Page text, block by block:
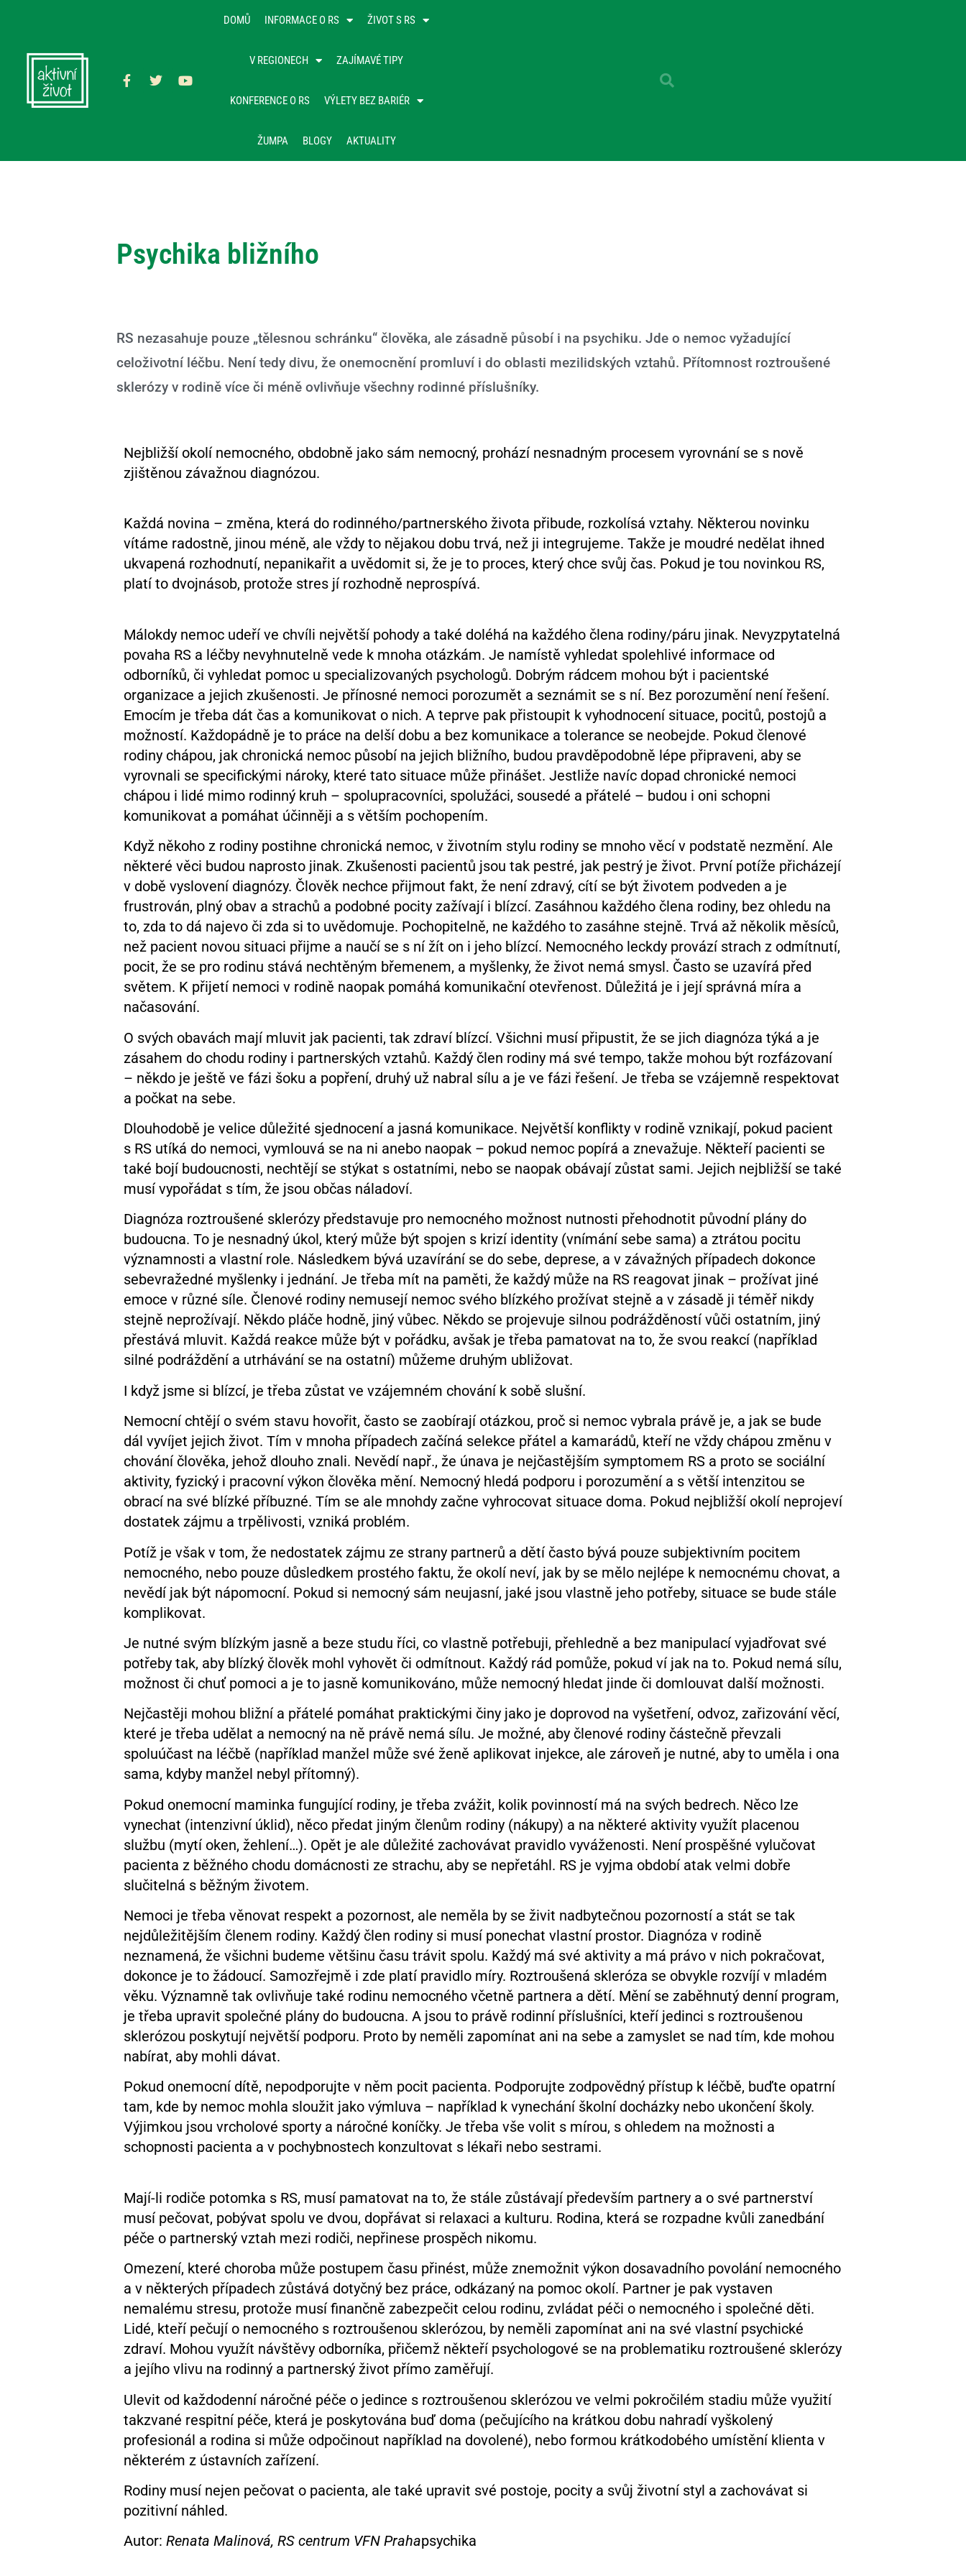
DOMŮ INFORMACE O RS ŽIVOT S RS
V REGIONECH ZAJÍMAVÉ TIPY
KONFERENCE O RS VÝLETY BEZ BARIÉR
ŽUMPA BLOGY AKTUALITY
Psychika bližního
RS nezasahuje pouze „tělesnou schránku“ člověka, ale zásadně působí i na psychiku. Jde o nemoc vyžadující
celoživotní léčbu. Není tedy divu, že onemocnění promluví i do oblasti mezilidských vztahů. Přítomnost roztroušené
sklerózy v rodině více či méně ovlivňuje všechny rodinné příslušníky.
Nejbližší okolí nemocného, obdobně jako sám nemocný, prohází nesnadným procesem vyrovnání se s nově
zjištěnou závažnou diagnózou.
Každá novina – změna, která do rodinného/partnerského života přibude, rozkolísá vztahy. Některou novinku
vítáme radostně, jinou méně, ale vždy to nějakou dobu trvá, než ji integrujeme. Takže je moudré nedělat ihned
ukvapená rozhodnutí, nepanikařit a uvědomit si, že je to proces, který chce svůj čas. Pokud je tou novinkou RS,
platí to dvojnásob, protože stres jí rozhodně neprospívá.
Málokdy nemoc udeří ve chvíli největší pohody a také doléhá na každého člena rodiny/páru jinak. Nevyzpytatelná
povaha RS a léčby nevyhnutelně vede k mnoha otázkám. Je namístě vyhledat spolehlivé informace od
odborníků, či vyhledat pomoc u specializovaných psychologů. Dobrým rádcem mohou být i pacientské
organizace a jejich zkušenosti. Je přínosné nemoci porozumět a seznámit se s ní. Bez porozumění není řešení.
Emocím je třeba dát čas a komunikovat o nich. A teprve pak přistoupit k vyhodnocení situace, pocitů, postojů a
možností. Každopádně je to práce na delší dobu a bez komunikace a tolerance se neobejde. Pokud členové
rodiny chápou, jak chronická nemoc působí na jejich bližního, budou pravděpodobně lépe připraveni, aby se
vyrovnali se specifickými nároky, které tato situace může přinášet. Jestliže navíc dopad chronické nemoci
chápou i lidé mimo rodinný kruh – spolupracovníci, spolužáci, sousedé a přátelé – budou i oni schopni
komunikovat a pomáhat účinněji a s větším pochopením.
Když někoho z rodiny postihne chronická nemoc, v životním stylu rodiny se mnoho věcí v podstatě nezmění. Ale
některé věci budou naprosto jinak. Zkušenosti pacientů jsou tak pestré, jak pestrý je život. První potíže přicházejí
v době vyslovení diagnózy. Člověk nechce přijmout fakt, že není zdravý, cítí se být životem podveden a je
frustrován, plný obav a strachů a podobné pocity zažívají i blízcí. Zasáhnou každého člena rodiny, bez ohledu na
to, zda to dá najevo či zda si to uvědomuje. Pochopitelně, ne každého to zasáhne stejně. Trvá až několik měsíců,
než pacient novou situaci přijme a naučí se s ní žít on i jeho blízcí. Nemocného leckdy provází strach z odmítnutí,
pocit, že se pro rodinu stává nechtěným břemenem, a myšlenky, že život nemá smysl. Často se uzavírá před
světem. K přijetí nemoci v rodině naopak pomáhá komunikační otevřenost. Důležitá je i její správná míra a
načasování.
O svých obavách mají mluvit jak pacienti, tak zdraví blízcí. Všichni musí připustit, že se jich diagnóza týká a je
zásahem do chodu rodiny i partnerských vztahů. Každý člen rodiny má své tempo, takže mohou být rozfázovaní
– někdo je ještě ve fázi šoku a popření, druhý už nabral sílu a je ve fázi řešení. Je třeba se vzájemně respektovat
a počkat na sebe.
Dlouhodobě je velice důležité sjednocení a jasná komunikace. Největší konflikty v rodině vznikají, pokud pacient
s RS utíká do nemoci, vymlouvá se na ni anebo naopak – pokud nemoc popírá a znevažuje. Někteří pacienti se
také bojí budoucnosti, nechtějí se stýkat s ostatními, nebo se naopak obávají zůstat sami. Jejich nejbližší se také
musí vypořádat s tím, že jsou občas náladoví.
Diagnóza roztroušené sklerózy představuje pro nemocného možnost nutnosti přehodnotit původní plány do
budoucna. To je nesnadný úkol, který může být spojen s krizí identity (vnímání sebe sama) a ztrátou pocitu
významnosti a vlastní role. Následkem bývá uzavírání se do sebe, deprese, a v závažných případech dokonce
sebevražedné myšlenky i jednání. Je třeba mít na paměti, že každý může na RS reagovat jinak – prožívat jiné
emoce v různé síle. Členové rodiny nemusejí nemoc svého blízkého prožívat stejně a v zásadě ji téměř nikdy
stejně neprožívají. Někdo pláče hodně, jiný vůbec. Někdo se projevuje silnou podrážděností vůči ostatním, jiný
přestává mluvit. Každá reakce může být v pořádku, avšak je třeba pamatovat na to, že svou reakcí (například
silné podráždění a utrhávání se na ostatní) můžeme druhým ubližovat.
I když jsme si blízcí, je třeba zůstat ve vzájemném chování k sobě slušní.
Nemocní chtějí o svém stavu hovořit, často se zaobírají otázkou, proč si nemoc vybrala právě je, a jak se bude
dál vyvíjet jejich život. Tím v mnoha případech začíná selekce přátel a kamarádů, kteří ne vždy chápou změnu v
chování člověka, jehož dlouho znali. Nevědí např., že únava je nejčastějším symptomem RS a proto se sociální
aktivity, fyzický i pracovní výkon člověka mění. Nemocný hledá podporu i porozumění a s větší intenzitou se
obrací na své blízké příbuzné. Tím se ale mnohdy začne vyhrocovat situace doma. Pokud nejbližší okolí neprojeví
dostatek zájmu a trpělivosti, vzniká problém.
Potíž je však v tom, že nedostatek zájmu ze strany partnerů a dětí často bývá pouze subjektivním pocitem
nemocného, nebo pouze důsledkem prostého faktu, že okolí neví, jak by se mělo nejlépe k nemocnému chovat, a
nevědí jak být nápomocní. Pokud si nemocný sám neujasní, jaké jsou vlastně jeho potřeby, situace se bude stále
komplikovat.
Je nutné svým blízkým jasně a beze studu říci, co vlastně potřebuji, přehledně a bez manipulací vyjadřovat své
potřeby tak, aby blízký člověk mohl vyhovět či odmítnout. Každý rád pomůže, pokud ví jak na to. Pokud nemá sílu,
možnost či chuť pomoci a je to jasně komunikováno, může nemocný hledat jinde či domlouvat další možnosti.
Nejčastěji mohou bližní a přátelé pomáhat praktickými činy jako je doprovod na vyšetření, odvoz, zařizování věcí,
které je třeba udělat a nemocný na ně právě nemá sílu. Je možné, aby členové rodiny částečně převzali
spoluúčast na léčbě (například manžel může své ženě aplikovat injekce, ale zároveň je nutné, aby to uměla i ona
sama, kdyby manžel nebyl přítomný).
Pokud onemocní maminka fungující rodiny, je třeba zvážit, kolik povinností má na svých bedrech. Něco lze
vynechat (intenzivní úklid), něco předat jiným členům rodiny (nákupy) a na některé aktivity využít placenou
službu (mytí oken, žehlení…). Opět je ale důležité zachovávat pravidlo vyváženosti. Není prospěšné vylučovat
pacienta z běžného chodu domácnosti ze strachu, aby se nepřetáhl. RS je vyjma období atak velmi dobře
slučitelná s běžným životem.
Nemoci je třeba věnovat respekt a pozornost, ale neměla by se živit nadbytečnou pozorností a stát se tak
nejdůležitějším členem rodiny. Každý člen rodiny si musí ponechat vlastní prostor. Diagnóza v rodině
neznamená, že všichni budeme většinu času trávit spolu. Každý má své aktivity a má právo v nich pokračovat,
dokonce je to žádoucí. Samozřejmě i zde platí pravidlo míry. Roztroušená skleróza se obvykle rozvíjí v mladém
věku. Významně tak ovlivňuje také rodinu nemocného včetně partnera a dětí. Mění se zaběhnutý denní program,
je třeba upravit společné plány do budoucna. A jsou to právě rodinní příslušníci, kteří jedinci s roztroušenou
sklerózou poskytují největší podporu. Proto by neměli zapomínat ani na sebe a zamyslet se nad tím, kde mohou
nabírat, aby mohli dávat.
Pokud onemocní dítě, nepodporujte v něm pocit pacienta. Podporujte zodpovědný přístup k léčbě, buďte opatrní
tam, kde by nemoc mohla sloužit jako výmluva – například k vynechání školní docházky nebo ukončení školy.
Výjimkou jsou vrcholové sporty a náročné koníčky. Je třeba vše volit s mírou, s ohledem na možnosti a
schopnosti pacienta a v pochybnostech konzultovat s lékaři nebo sestrami.
Mají-li rodiče potomka s RS, musí pamatovat na to, že stále zůstávají především partnery a o své partnerství
musí pečovat, pobývat spolu ve dvou, dopřávat si relaxaci a kulturu. Rodina, která se rozpadne kvůli zanedbání
péče o partnerský vztah mezi rodiči, nepřinese prospěch nikomu.
Omezení, které choroba může postupem času přinést, může znemožnit výkon dosavadního povolání nemocného
a v některých případech zůstává dotyčný bez práce, odkázaný na pomoc okolí. Partner je pak vystaven
nemalému stresu, protože musí finančně zabezpečit celou rodinu, zvládat péči o nemocného i společné děti.
Lidé, kteří pečují o nemocného s roztroušenou sklerózou, by neměli zapomínat ani na své vlastní psychické
zdraví. Mohou využít návštěvy odborníka, přičemž někteří psychologové se na problematiku roztroušené sklerózy
a jejího vlivu na rodinný a partnerský život přímo zaměřují.
Ulevit od každodenní náročné péče o jedince s roztroušenou sklerózou ve velmi pokročilém stadiu může využití
takzvané respitní péče, která je poskytována buď doma (pečujícího na krátkou dobu nahradí vyškolený
profesionál a rodina si může odpočinout například na dovolené), nebo formou krátkodobého umístění klienta v
některém z ústavních zařízení.
Rodiny musí nejen pečovat o pacienta, ale také upravit své postoje, pocity a svůj životní styl a zachovávat si
pozitivní náhled.
Autor: Renata Malinová, RS centrum VFN Prahapsychika